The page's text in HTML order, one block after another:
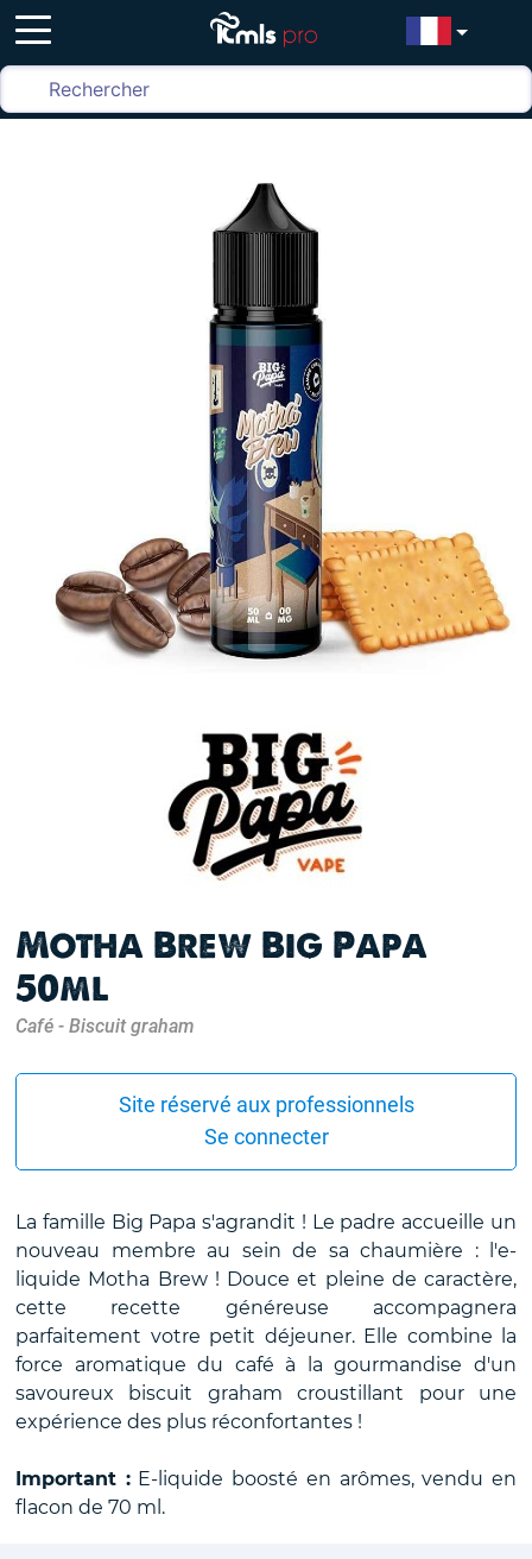
Motha Brew Big Papa
50ml
Café - Biscuit graham
Site réservé aux professionnels
Se connecter
La famille Big Papa s'agrandit ! Le padre accueille un
nouveau membre au sein de sa chaumière : l'e-
liquide Motha Brew ! Douce et pleine de caractère,
cette recette généreuse accompagnera
parfaitement votre petit déjeuner. Elle combine la
force aromatique du café à la gourmandise d'un
savoureux biscuit graham croustillant pour une
expérience des plus réconfortantes !
Important :E-liquide boosté en arômes, vendu en
flacon de 70 ml.